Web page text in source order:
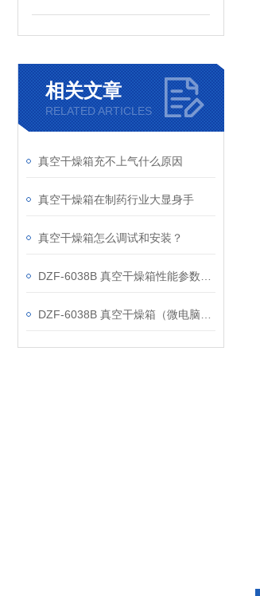
相关文章
RELATED ARTICLES
真空干燥箱充不上气什么原因
真空干燥箱在制药行业大显身手
真空干燥箱怎么调试和安装？